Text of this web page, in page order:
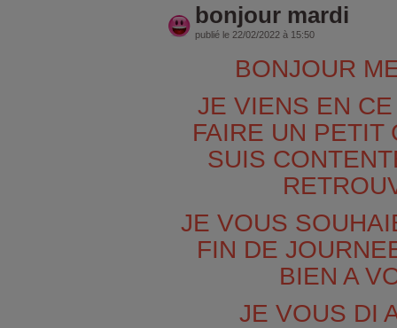
bonjour mardi
publié le 22/02/2022 à 15:50
BONJOUR
JE VIENS EN
FAIRE UN PETIT
SUIS
JE VOUS
FIN DE
BIEN A
JE VOUS DI